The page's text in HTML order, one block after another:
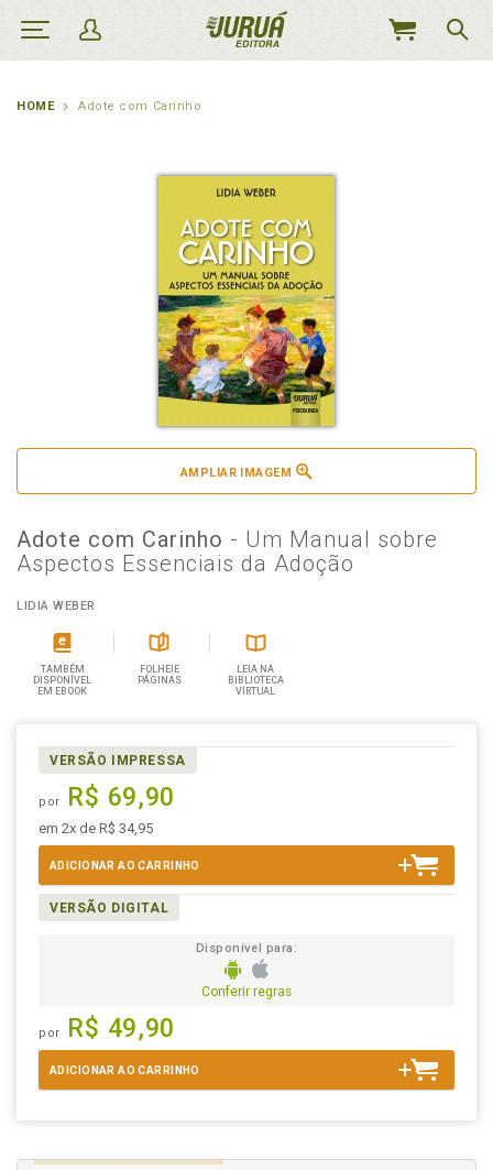
MEU
HOME Adote com Carinho
AMPLIAR IMAGEM
Adote com Carinho - Um Manual sobre
Aspectos Essenciais da Adoção
LIDIA WEBER
TAMBÉM
DISPONÍVEL
EM EBOOK
FOLHEIE
PÁGINAS
LEIA NA
BIBLIOTECA
VIRTUAL
VERSÃO IMPRESSA
por R$ 69,90
em 2x de R$ 34,95
ADICIONAR AO CARRINHO
VERSÃO DIGITAL
Disponível para:
Conferir regras
por R$ 49,90
ADICIONAR AO CARRINHO